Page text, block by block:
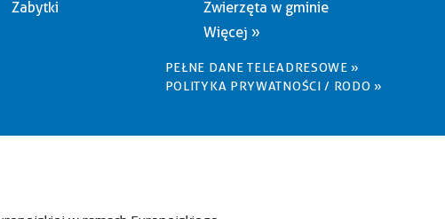
Zabytki
Zwierzęta w gminie
Więcej »
PEŁNE DANE TELEADRESOWE »
POLITYKA PRYWATNOŚCI / RODO »